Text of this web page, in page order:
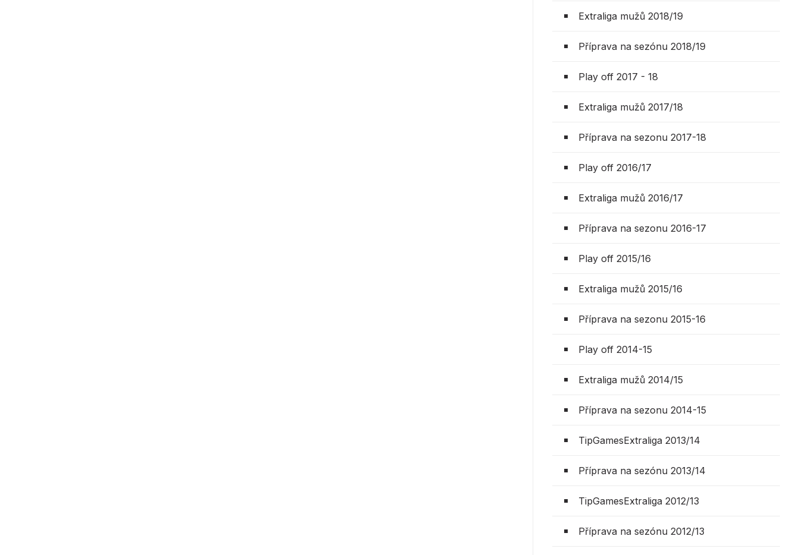
Extraliga mužů 2018/19
Příprava na sezónu 2018/19
Play off 2017 - 18
Extraliga mužů 2017/18
Příprava na sezonu 2017-18
Play off 2016/17
Extraliga mužů 2016/17
Příprava na sezonu 2016-17
Play off 2015/16
Extraliga mužů 2015/16
Příprava na sezonu 2015-16
Play off 2014-15
Extraliga mužů 2014/15
Příprava na sezonu 2014-15
TipGamesExtraliga 2013/14
Příprava na sezónu 2013/14
TipGamesExtraliga 2012/13
Příprava na sezónu 2012/13